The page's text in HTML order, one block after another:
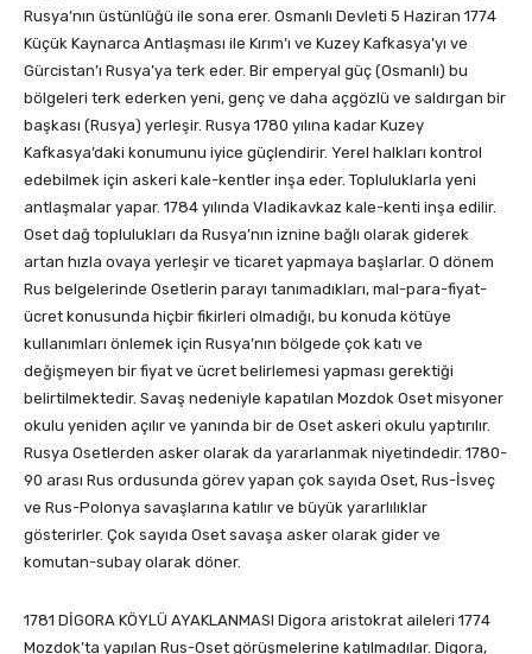
Rusya’nın üstünlüğü ile sona erer. Osmanlı Devleti 5 Haziran 1774
Küçük Kaynarca Antlaşması ile Kırım’ı ve Kuzey Kafkasya’yı ve
Gürcistan’ı Rusya’ya terk eder. Bir emperyal güç (Osmanlı) bu
bölgeleri terk ederken yeni, genç ve daha açgözlü ve saldırgan bir
başkası (Rusya) yerleşir. Rusya 1780 yılına kadar Kuzey
Kafkasya’daki konumunu iyice güçlendirir. Yerel halkları kontrol
edebilmek için askeri kale-kentler inşa eder. Topluluklarla yeni
antlaşmalar yapar. 1784 yılında Vladikavkaz kale-kenti inşa edilir.
Oset dağ toplulukları da Rusya’nın iznine bağlı olarak giderek
artan hızla ovaya yerleşir ve ticaret yapmaya başlarlar. O dönem
Rus belgelerinde Osetlerin parayı tanımadıkları, mal-para-fiyat-
ücret konusunda hiçbir fikirleri olmadığı, bu konuda kötüye
kullanımları önlemek için Rusya’nın bölgede çok katı ve
değişmeyen bir fiyat ve ücret belirlemesi yapması gerektiği
belirtilmektedir. Savaş nedeniyle kapatılan Mozdok Oset misyoner
okulu yeniden açılır ve yanında bir de Oset askeri okulu yaptırılır.
Rusya Osetlerden asker olarak da yararlanmak niyetindedir. 1780-
90 arası Rus ordusunda görev yapan çok sayıda Oset, Rus-İsveç
ve Rus-Polonya savaşlarına katılır ve büyük yararlılıklar
gösterirler. Çok sayıda Oset savaşa asker olarak gider ve
komutan-subay olarak döner.
1781 DİGORA KÖYLÜ AYAKLANMASI Digora aristokrat aileleri 1774
Mozdok’ta yapılan Rus-Oset görüşmelerine katılmadılar. Digora,